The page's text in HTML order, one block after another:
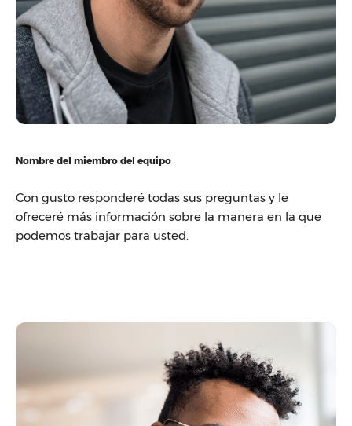
Nombre del miembro del equipo
Con gusto responderé todas sus preguntas y le
ofreceré más información sobre la manera en la que
podemos trabajar para usted.